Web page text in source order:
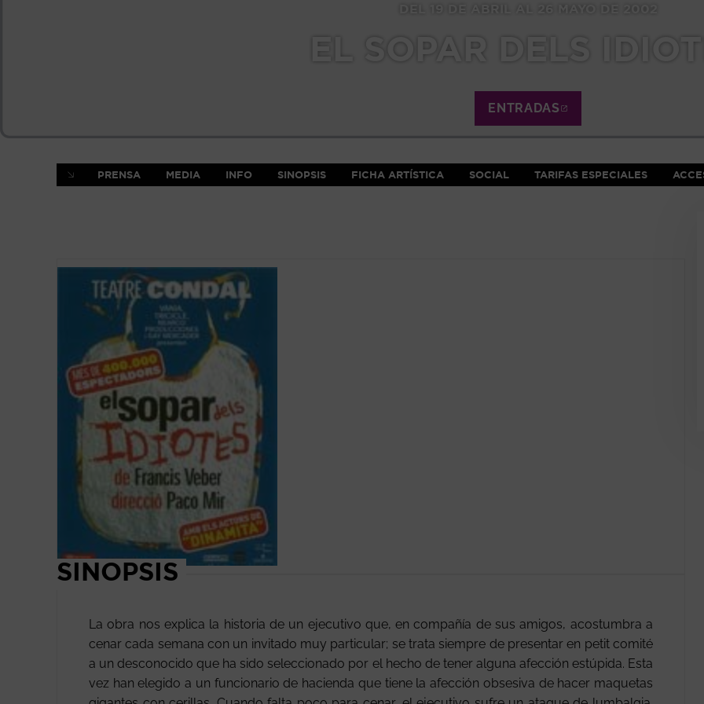
DEL 19 DE ABRIL AL 26 MAYO DE 2002
EL SOPAR DELS
ENTRADAS
PRENSA MEDIA INFO SINOPSIS FICHA ARTÍSTICA SOCIAL TARIFAS ESPECIALES
SINOPSIS
La obra nos explica la historia de un ejecutivo que, en compañía de sus amigos, acostumbra a
cenar cada semana con un invitado muy particular; se trata siempre de presentar en petit comité
a un desconocido que ha sido seleccionado por el hecho de tener alguna afección estúpida. Esta
vez han elegido a un funcionario de hacienda que tiene la afección obsesiva de hacer maquetas